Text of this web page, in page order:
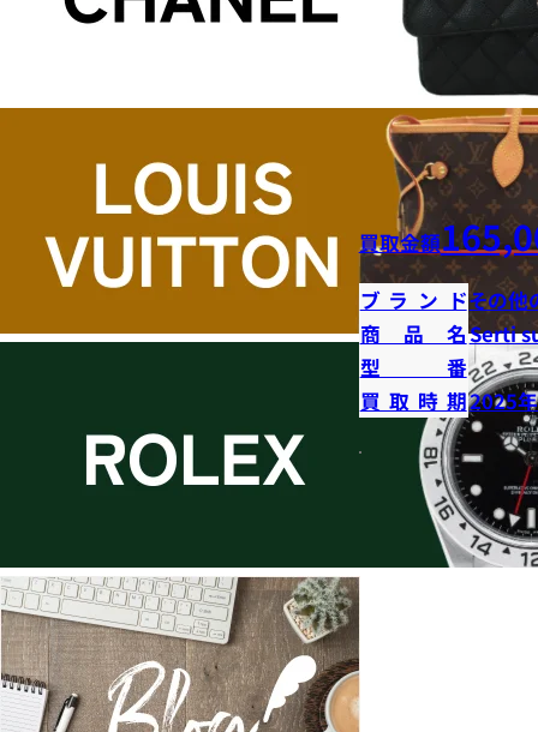
買取金額
ブランドその他
商品名Serti
型番
買取時期2025